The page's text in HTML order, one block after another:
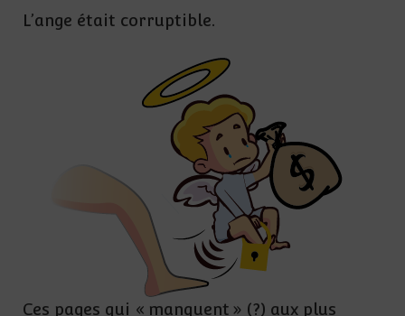
L’ange était corruptible.
Ces pages qui « manquent » (?) aux plus